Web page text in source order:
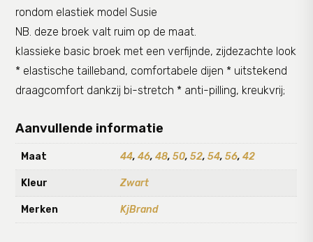
rondom elastiek model Susie
NB. deze broek valt ruim op de maat.
klassieke basic broek met een verfijnde, zijdezachte look
* elastische tailleband, comfortabele dijen * uitstekend
draagcomfort dankzij bi-stretch * anti-pilling, kreukvrij;
Aanvullende informatie
Maat 44,46,48,50,52,54,56,42
Kleur Zwart
Merken KjBrand